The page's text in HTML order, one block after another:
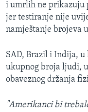
i umrlih ne prikazuju
jer testiranje nije
namještanje brojeva
SAD, Brazil i Indija,
ukupnog broja ljudi,
obaveznog držanja
"Amerikanci bi